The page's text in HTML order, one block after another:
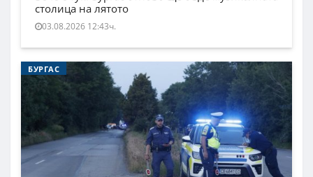
столица на лятото
03.08.2026 12:43ч.
БУРГАС